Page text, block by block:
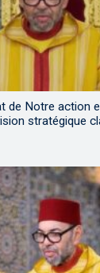
de Notre action
stratégique